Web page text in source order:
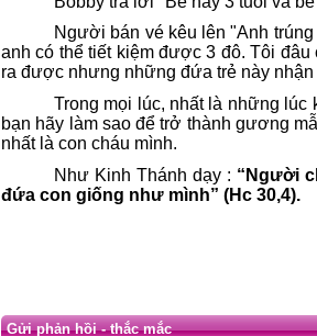
Người bán vé kêu lên "Anh
anh có thể tiết kiệm được 3 đô. Tôi
ra được nhưng những đứa trẻ này
Trong mọi lúc, nhất là những lúc
bạn hãy làm sao để trở thành gương
nhất là con cháu mình.
Như Kinh Thánh dạy : “Người
đứa con giống như mình” (Hc 30,4).
Gửi phản hồi - thắc mắc